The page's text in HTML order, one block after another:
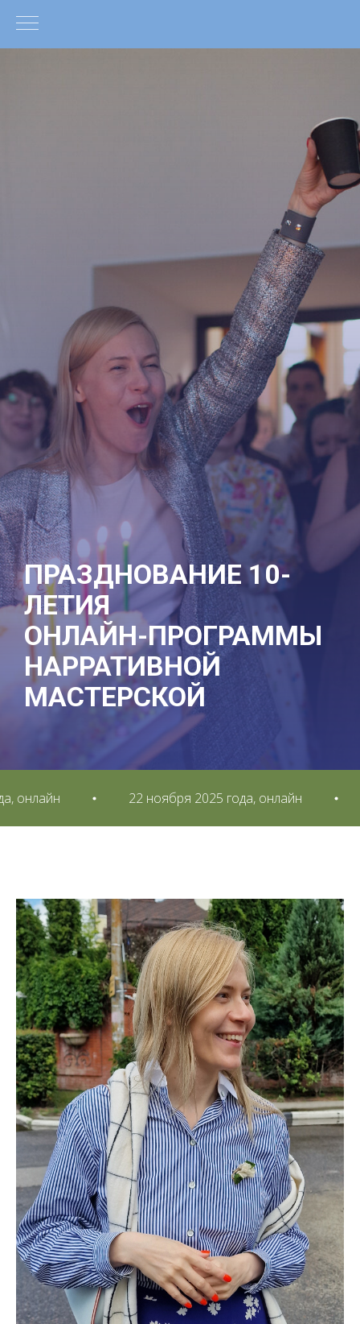
ПРАЗДНОВАНИЕ 10-
ЛЕТИЯ
ОНЛАЙН-ПРОГРАММЫ
НАРРАТИВНОЙ
МАСТЕРСКОЙ
22 ноября 2025 года, онлайн 22